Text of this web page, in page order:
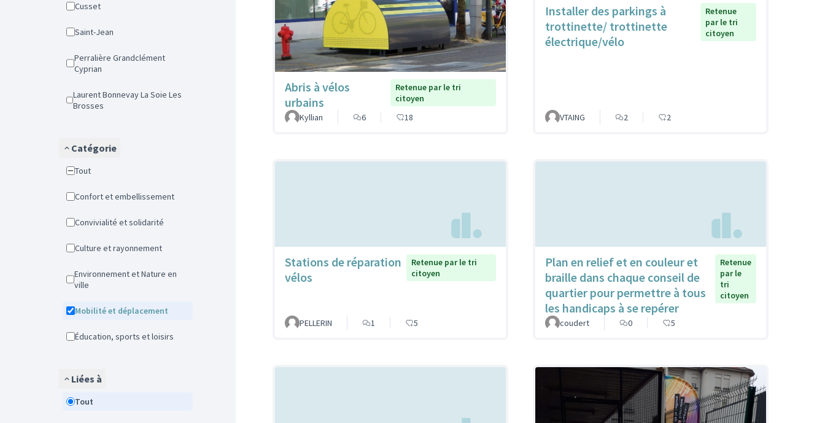
Cusset
Saint-Jean
Perralière Grandclément
Cyprian
Laurent Bonnevay La Soie Les
Brosses
Catégorie
Tout
Confort et embellissement
Convivialité et solidarité
Culture et rayonnement
Environnement et Nature en
ville
Mobilité et déplacement
Éducation, sports et loisirs
Liées à
Tout
Abris à vélos
urbains
Retenue par le tri
citoyen
Kyllian
6 18
Installer des parkings à
trottinette/ trottinette
électrique/vélo
Retenue
par le tri
citoyen
VTAING 2 2
Stations de réparation
vélos
Retenue par le tri
citoyen
PELLERIN 1 5
Plan en relief et en couleur et
braille dans chaque conseil de
quartier pour permettre à tous
les handicaps à se repérer
Retenue
par le
tri
citoyen
coudert 0 5